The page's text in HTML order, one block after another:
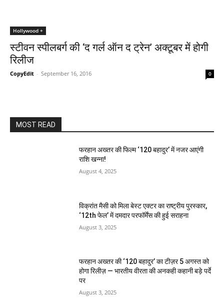
Hollywood +
स्टीवन स्पीलबर्ग की ‘द गर्ल ऑन द ट्रेन’ अक्‍टूबर में होगी
रिलीज
CopyEdit - September 16, 2016 0
MOST READ
फरहान अख्तर की फिल्म ‘120 बहादुर’ में नजर आएंगी
राशि खन्ना!
August 4, 2025
विक्रांत मैसी को मिला बेस्ट एक्टर का राष्ट्रीय पुरस्कार,
‘12th फेल’ में दमदार परफॉर्मेंस की हुई सराहना
August 3, 2025
फरहान अख्तर की ‘120 बहादुर’ का टीज़र 5 अगस्त को
होगा रिलीज़ — भारतीय वीरता की अनकही कहानी बड़े पर्दे
पर
August 3, 2025